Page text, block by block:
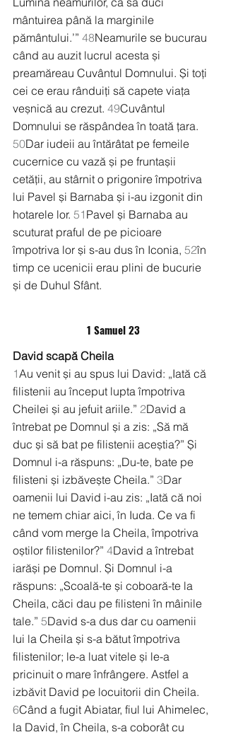
mântuirea până la marginile
pământului.’” 48Neamurile se bucurau
când au auzit lucrul acesta și
preamăreau Cuvântul Domnului. Și toți
cei ce erau rânduiți să capete viața
veșnică au crezut. 49Cuvântul
Domnului se răspândea în toată țara.
50Dar iudeii au întărâtat pe femeile
cucernice cu vază și pe fruntașii
cetății, au stârnit o prigonire împotriva
lui Pavel și Barnaba și i-au izgonit din
hotarele lor. 51 Pavel și Barnaba au
scuturat praful de pe picioare
împotriva lor și s-au dus în Iconia, 52în
timp ce ucenicii erau plini de bucurie
și de Duhul Sfânt.
1 Samuel 23
David scapă Cheila
1Au venit și au spus lui David: „Iată că
filistenii au început lupta împotriva
Cheilei și au jefuit ariile.” 2David a
întrebat pe Domnul și a zis: „Să mă
duc și să bat pe filistenii aceștia?” Și
Domnul i-a răspuns: „Du-te, bate pe
filisteni și izbăvește Cheila.” 3Dar
oamenii lui David i-au zis: „Iată că noi
ne temem chiar aici, în Iuda. Ce va fi
când vom merge la Cheila, împotriva
oștilor filistenilor?” 4David a întrebat
iarăși pe Domnul. Și Domnul i-a
răspuns: „Scoală-te și coboară-te la
Cheila, căci dau pe filisteni în mâinile
tale.” 5David s-a dus dar cu oamenii
lui la Cheila și s-a bătut împotriva
filistenilor; le-a luat vitele și le-a
pricinuit o mare înfrângere. Astfel a
izbăvit David pe locuitorii din Cheila.
6Când a fugit Abiatar, fiul lui Ahimelec,
la David, în Cheila, s-a coborât cu